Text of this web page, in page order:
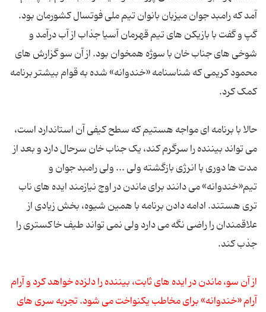
آمد که رامبد جوان میزبان بانوان تیم ملی فوتسال کشورمان بود.
گپ و گفت با بازیکن های تیم قهرمان آسیا جذاب از آب درآمد و
شوخی های جناب خان با سوژه همخوان بود. از آن سو گزارش های
محمود کریمی که شناسنامه «خندوانه» شده به قوام بیشتر برنامه
کمک کرد.
حالا با برنامه ای مواجه هستیم که سطح کیفی آن استاندارد است،
می تواند بیننده را سرگرم کند، یک جناب خان سرحال دارد و بعد از
مدت ها دوری با انرژی بازگشته ولی ... ولی رامبد جوان و
تیم«خندوانه» می دانند برای ماندن در اوج نیازمند ایده های ناب
تری هستند. ادامه دادن برنامه با همین شیوه، بخش زیادی از
علاقمندان را راضی نگه می دارد ولی نمی تواند طیف خاکستری را
جذب کند.
از آن سو، ماندن در ایده های ثابت، بیننده را دلزده خواهد کرد و آرام
آرام «خندوانه» برای مخاطب یکنواخت می شود. تجربه سری های